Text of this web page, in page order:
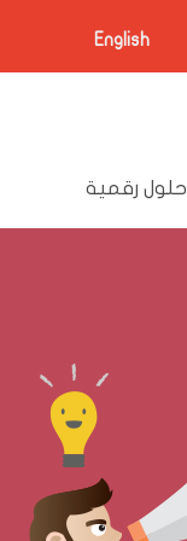
English
حلول رقمية